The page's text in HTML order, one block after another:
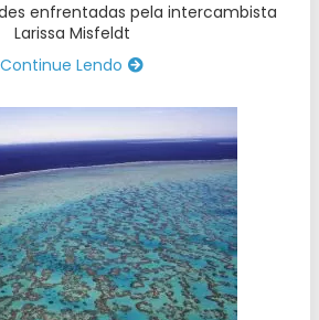
enfrentadas pela intercambista
Larissa Misfeldt
Continue Lendo